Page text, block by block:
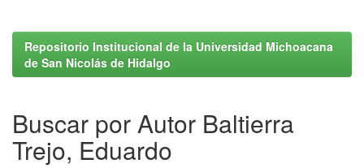
Repositorio Institucional de la Universidad Michoacana
de San Nicolás de Hidalgo
Buscar por Autor Baltierra
Trejo, Eduardo